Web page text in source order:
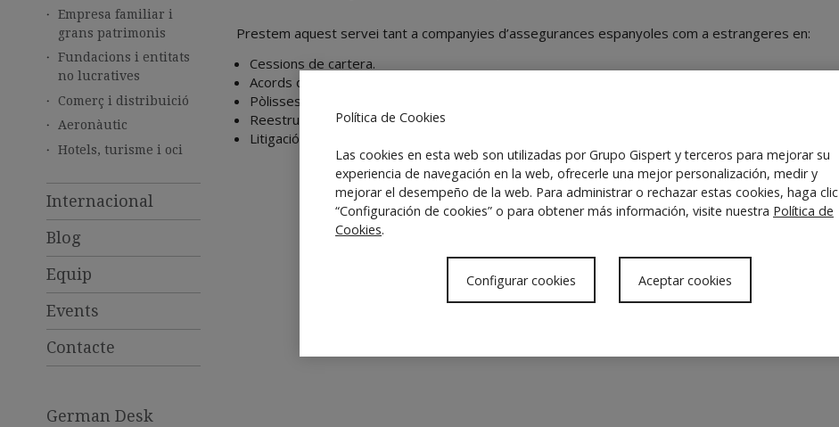
Empresa familiar i
grans patrimonis
Fundacions i entitats
no lucratives
Comerç i distribuició
Aeronàutic
Hotels, turisme i oci
Internacional
Blog
Equip
Events
Contacte
German Desk
Prestem aquest servei tant a companyies d’assegurances espanyoles com a estrangeres en:
Cessions de cartera.
Acords de mediació.
Pòlisses de grans riscos.
Reestructuracions.
Litigació en matèria d'assegurances.
Política de Cookies
Las cookies en esta web son utilizadas por Grupo Gispert y terceros para mejorar su
experiencia de navegación en la web, ofrecerle una mejor personalización, medir y
mejorar el desempeño de la web. Para administrar o rechazar estas cookies, haga
“Configuración de cookies” o para obtener más información, visite nuestra Política de
Cookies.
Configurar cookies Aceptar cookies